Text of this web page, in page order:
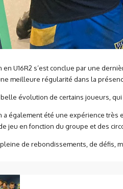
en U16R2 s’est conclue par une
meilleure régularité dans la
évolution de certains joueurs,
a également été une expérience très
jeu en fonction du groupe et des
de rebondissements, de défis,